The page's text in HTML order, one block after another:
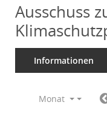
Ausschuss
Informationen
Monat